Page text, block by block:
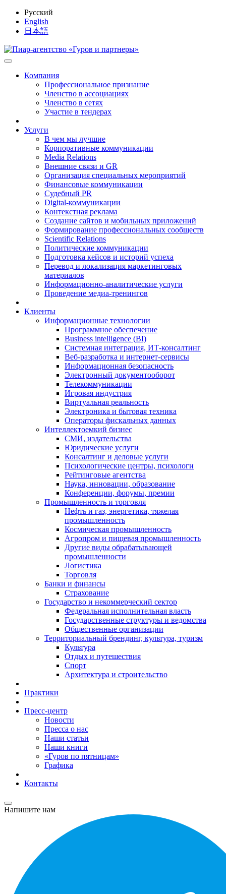
Русский
English
日本語
Компания
Профессиональное признание
Членство в ассоциациях
Членство в сетях
Участие в тендерах
Услуги
В чем мы лучшие
Корпоративные коммуникации
Media Relations
Внешние связи и GR
Организация специальных мероприятий
Финансовые коммуникации
Судебный PR
Digital-коммуникации
Контекстная реклама
Создание сайтов и мобильных приложений
Формирование профессиональных сообществ
Scientific Relations
Политические коммуникации
Подготовка кейсов и историй успеха
Перевод и локализация маркетинговых
материалов
Информационно-аналитические услуги
Проведение медиа-тренингов
Клиенты
Информационные технологии
Программное обеспечение
Business intelligence (BI)
Системная интеграция, ИТ-консалтинг
Веб-разработка и интернет-сервисы
Информационная безопасность
Электронный документооборот
Телекоммуникации
Игровая индустрия
Виртуальная реальность
Электроника и бытовая техника
Операторы фискальных данных
Интеллектоемкий бизнес
СМИ, издательства
Юридические услуги
Консалтинг и деловые услуги
Психологические центры, психологи
Рейтинговые агентства
Наука, инновации, образование
Конференции, форумы, премии
Промышленность и торговля
Нефть и газ, энергетика, тяжелая
промышленность
Космическая промышленность
Агропром и пищевая промышленность
Другие виды обрабатывающей
промышленности
Логистика
Торговля
Банки и финансы
Страхование
Государство и некоммерческий сектор
Федеральная исполнительная власть
Государственные структуры и ведомства
Общественные организации
Территориальный брендинг, культура, туризм
Культура
Отдых и путешествия
Спорт
Архитектура и строительство
Практики
Пресс-центр
Новости
Пресса о нас
Наши статьи
Наши книги
«Гуров по пятницам»
Графика
Контакты
Напишите нам